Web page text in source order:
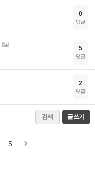
0
댓글
5
댓글
2
댓글
검색 글쓰기
5